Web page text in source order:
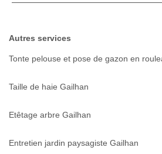
Autres services
Tonte pelouse et pose de gazon en
Taille de haie Gailhan
Etêtage arbre Gailhan
Entretien jardin paysagiste Gailhan